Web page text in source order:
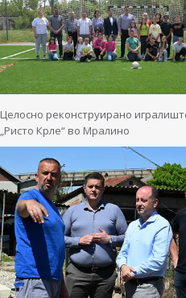
Целосно реконструирано
„Ристо Крле“ во Мралино